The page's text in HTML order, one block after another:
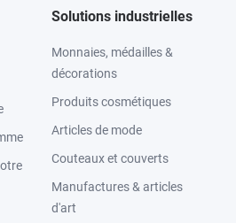
Solutions industrielles
Monnaies, médailles &
décorations
Produits cosmétiques
Articles de mode
Couteaux et couverts
Manufactures & articles
d'art